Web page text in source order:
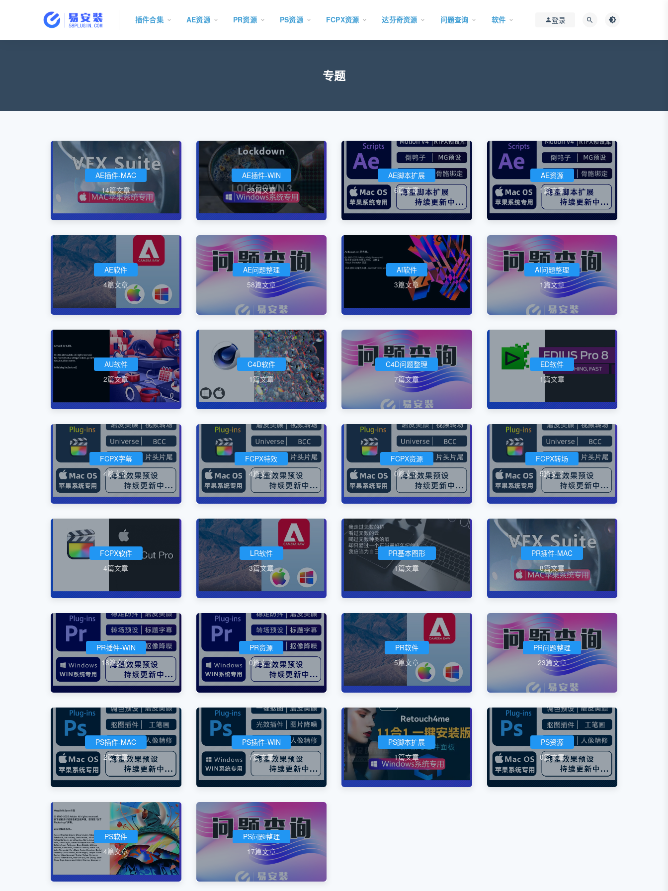
插件合集 AE资源 PR资源 PS资源 FCPX资源 达芬奇资源 问题查询 软件 登录
专题
AE插件-MAC
14篇文章
AE插件-WIN
28篇文章
AE脚本扩展
6篇文章
AE资源
1篇文章
AE软件
4篇文章
AE问题整理
58篇文章
AI软件
3篇文章
AI问题整理
1篇文章
AU软件
2篇文章
C4D软件
1篇文章
C4D问题整理
7篇文章
ED软件
1篇文章
FCPX字幕
4篇文章
FCPX特效
4篇文章
FCPX资源
0篇文章
FCPX转场
5篇文章
FCPX软件
4篇文章
LR软件
3篇文章
PR基本图形
1篇文章
PR插件-MAC
8篇文章
PR插件-WIN
18篇文章
PR资源
0篇文章
PR软件
5篇文章
PR问题整理
23篇文章
PS插件-MAC
2篇文章
PS插件-WIN
7篇文章
PS脚本扩展
1篇文章
PS资源
0篇文章
PS软件
4篇文章
PS问题整理
17篇文章